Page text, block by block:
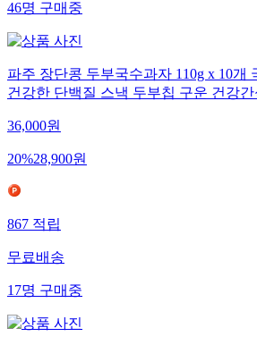
46명구매중
파주 장단콩 두부국수과자 110g x 10개
건강한 단백질 스낵 두부칩 구운 건강간
36,000원
20%28,900원
867적립
무료배송
17명구매중